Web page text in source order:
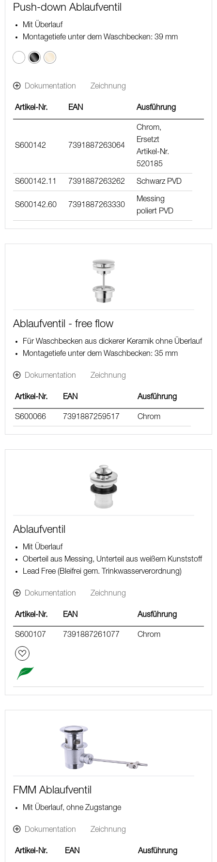
Push-down Ablaufventil
Mit Überlauf
Montagetiefe unter dem Waschbecken: 39 mm
SchwarzMessing
PVD
Dokumentation Zeichnung
Artikel-Nr. EAN Ausführung
S600142 7391887263064
Chrom,
Ersetzt
Artikel-Nr.
520185
S600142.11 7391887263262 Schwarz PVD
S600142.60 7391887263330
Messing
poliert PVD
Ablaufventil - free flow
Für Waschbecken aus dickerer Keramik ohne Überlauf
Montagetiefe unter dem Waschbecken: 35 mm
Dokumentation Zeichnung
Artikel-Nr. EAN Ausführung
S600066 7391887259517 Chrom
Ablaufventil
Mit Überlauf
Oberteil aus Messing, Unterteil aus weißem Kunststoff
Lead Free (Bleifrei gem. Trinkwasserverordnung)
Dokumentation Zeichnung
Artikel-Nr. EAN Ausführung
S600107 7391887261077 Chrom
FMM Ablaufventil
Mit Überlauf, ohne Zugstange
Dokumentation Zeichnung
Artikel-Nr. EAN Ausführung